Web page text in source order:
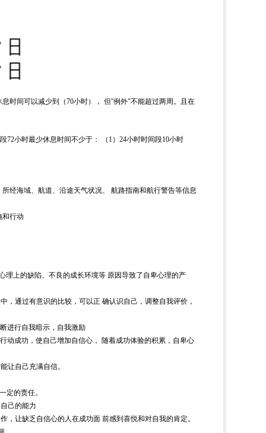
时间可以减少到 （70小时）， 但''例外"不能超过两周。且在
72小时最少休息时间不少于： （ 1） 24小时时间段10小时
经海域、航道、沿途天气状况、 航路指南和航行警告等信息
和行动
理上的缺陷、不良的成长环境等 原因导致了自卑心理的产
，通过有意识的比较，可以正 确认识自己，调整自我评价，
进行自我暗示，自我激励
动成功，使自己增加自信心，
随着成功体验的积累，自卑心
让自己充满自信。
定的责任。
己的能力
，让缺乏自信心的人在成功面 前感到喜悦和对自我的肯定。